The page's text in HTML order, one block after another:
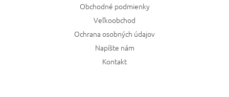
Obchodné podmienky
Veľkoobchod
Ochrana osobných údajov
Napíšte nám
Kontakt